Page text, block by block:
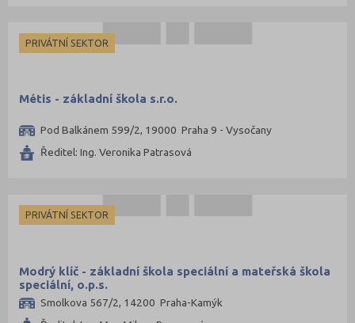
PRIVÁTNÍ SEKTOR
Métis - základní škola s.r.o.
Pod Balkánem 599/2, 19000 Praha 9 - Vysočany
Ředitel: Ing. Veronika Patrasová
PRIVÁTNÍ SEKTOR
Modrý klíč - základní škola speciální a mateřská škola
speciální, o.p.s.
Smolkova 567/2, 14200 Praha-Kamýk